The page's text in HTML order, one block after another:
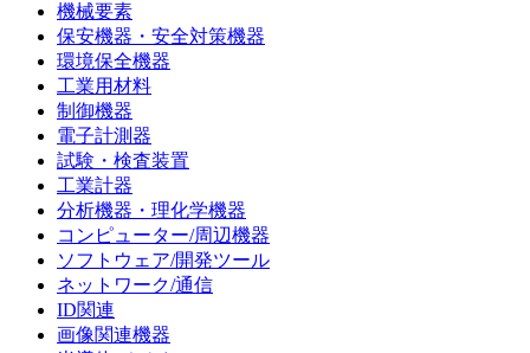
機械要素
保安機器・安全対策機器
環境保全機器
工業用材料
制御機器
電子計測器
試験・検査装置
工業計器
分析機器・理化学機器
コンピューター/周辺機器
ソフトウェア/開発ツール
ネットワーク/通信
ID関連
画像関連機器